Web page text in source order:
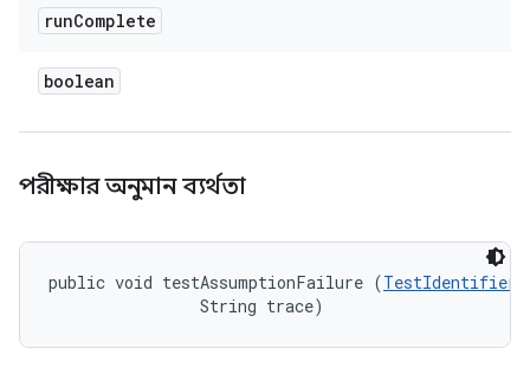
runComplete
boolean
পরীক্ষার অনুমান ব্যর্থতা
public void testAssumptionFailure (TestIdentifier
                String trace)